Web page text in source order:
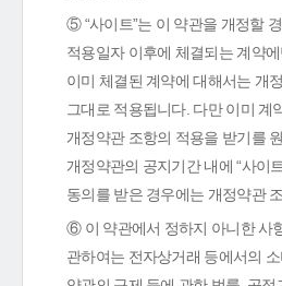
⑤ “사이트”는 이 약관을 개정할
적용일자 이후에 체결되는 계약
이미 체결된 계약에 대해서는 개
그대로 적용됩니다. 다만 이미 계
개정약관 조항의 적용을 받기를
개정약관의 공지기간 내에 “사이
동의를 받은 경우에는 개정약관
⑥ 이 약관에서 정하지 아니한 사
관하여는 전자상거래 등에서의